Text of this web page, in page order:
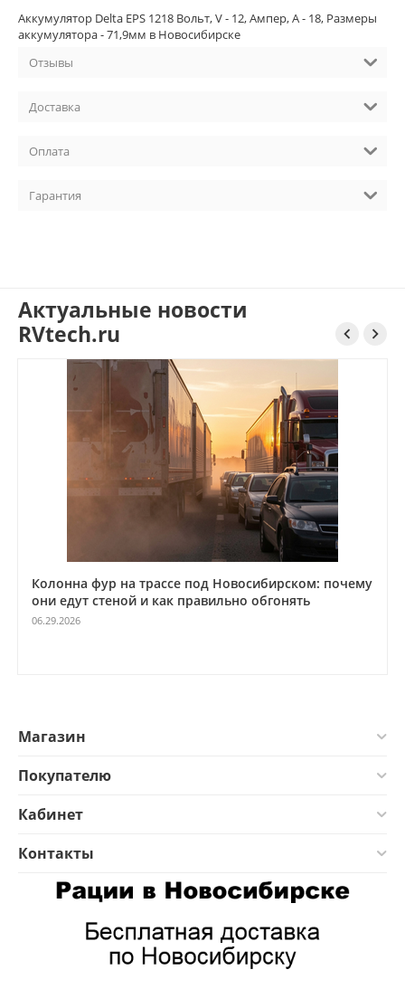
Аккумулятор Delta EPS 1218 Вольт, V - 12, Ампер, A - 18, Размеры
аккумулятора - 71,9мм в Новосибирске
Отзывы
Доставка
Оплата
Гарантия
Актуальные новости
RVtech.ru
 
Колонна фур на трассе под Новосибирском: почему
они едут стеной и как правильно обгонять
06.29.2026
Магазин
Покупателю
Кабинет
Контакты